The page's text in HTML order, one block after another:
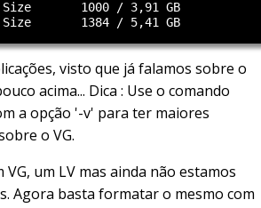
1000 / 3,91 GB
visto que já falamos sobre o
acima... Dica : Use o comando
a opção '-v' para ter maiores
o VG.
VG, um LV mas ainda não estamos
Agora basta formatar o mesmo com